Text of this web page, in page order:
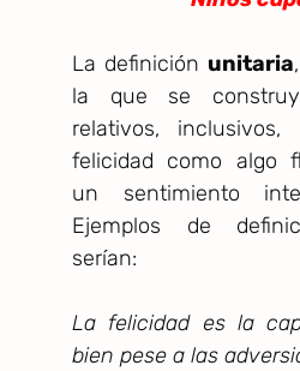
La definición unitaria
la que se
relativos,
felicidad como algo
un sentimiento
Ejemplos de
serían:
La felicidad es la
bien pese a las